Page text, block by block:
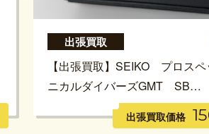
出張買取
【出張買取】SEIKO プロスペ
ニカルダイバーズGMT SB…
出張買取価格